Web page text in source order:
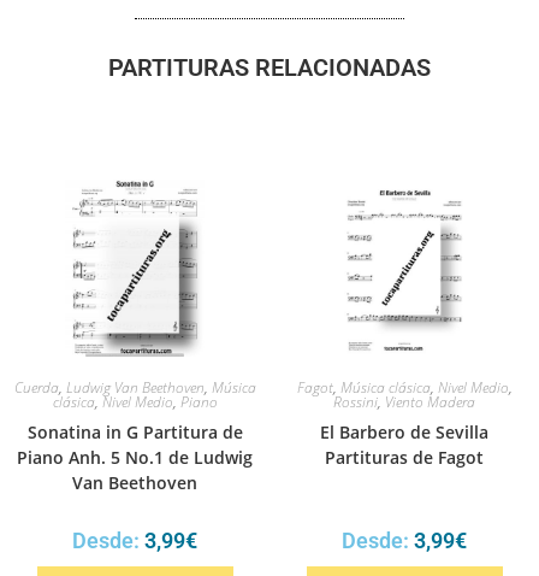
PARTITURAS RELACIONADAS
Cuerda, Ludwig Van Beethoven, Música
clásica, Nivel Medio, Piano
Sonatina in G Partitura de
Piano Anh. 5 No.1 de Ludwig
Van Beethoven
Desde: 3,99€
Fagot, Música clásica, Nivel Medio,
Rossini, Viento Madera
El Barbero de Sevilla
Partituras de Fagot
Desde: 3,99€